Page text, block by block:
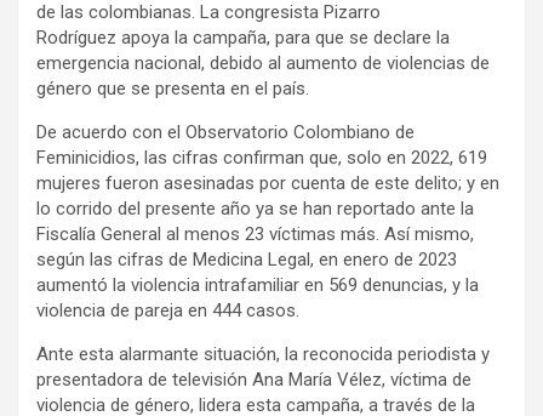
de las colombianas. La congresista Pizarro
Rodríguez apoya la campaña, para que se declare la
emergencia nacional, debido al aumento de violencias de
género que se presenta en el país.
De acuerdo con el Observatorio Colombiano de
Feminicidios, las cifras confirman que, solo en 2022, 619
mujeres fueron asesinadas por cuenta de este delito; y en
lo corrido del presente año ya se han reportado ante la
Fiscalía General al menos 23 víctimas más. Así mismo,
según las cifras de Medicina Legal, en enero de 2023
aumentó la violencia intrafamiliar en 569 denuncias, y la
violencia de pareja en 444 casos.
Ante esta alarmante situación, la reconocida periodista y
presentadora de televisión Ana María Vélez, víctima de
violencia de género, lidera esta campaña, a través de la